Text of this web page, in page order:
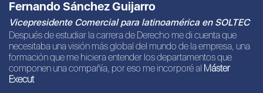
Fernando Sánchez Guijarro
Vicepresidente Comercial para latinoamérica en SOLTEC
Después de estudiar la carrera de Derecho me di cuenta que
necesitaba una visión más global del mundo de la empresa, una
formación que me hiciera entender los departamentos que
componen una compañía, por eso me incorporé al Máster
Execut